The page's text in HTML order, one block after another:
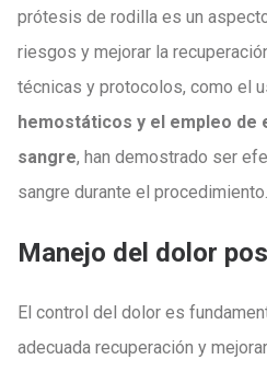
prótesis de rodilla es un
riesgos y mejorar la
técnicas y protocolos, como el
hemostáticos y el empleo de
sangre, han demostrado ser
sangre durante el procedimiento.
Manejo del dolor
El control del dolor es
adecuada recuperación y